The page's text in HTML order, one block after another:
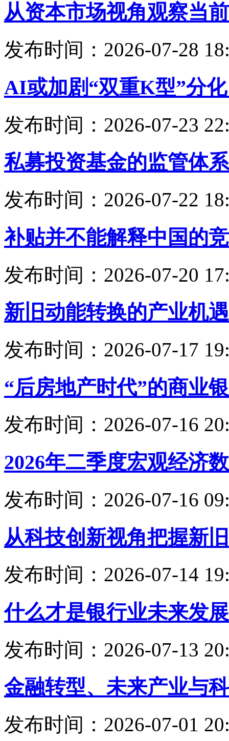
从资本市场视角观察当
发布时间：2026-07-28
AI或加剧“双重K型”分
发布时间：2026-07-23
私募投资基金的监管体
发布时间：2026-07-22
补贴并不能解释中国的
发布时间：2026-07-20
新旧动能转换的产业机
发布时间：2026-07-17
“后房地产时代”的商业
发布时间：2026-07-16
2026年二季度宏观经济
发布时间：2026-07-16
从科技创新视角把握新
发布时间：2026-07-14
什么才是银行业未来发
发布时间：2026-07-13
金融转型、未来产业与
发布时间：2026-07-01